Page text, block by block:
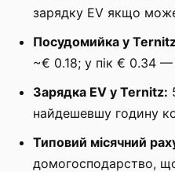
зарядку EV якщо
Посудомийка у
~€ 0.18; у пік € 0.34 —
Зарядка EV у Ternitz:
найдешевшу годину
Типовий місячний
домогосподарство,